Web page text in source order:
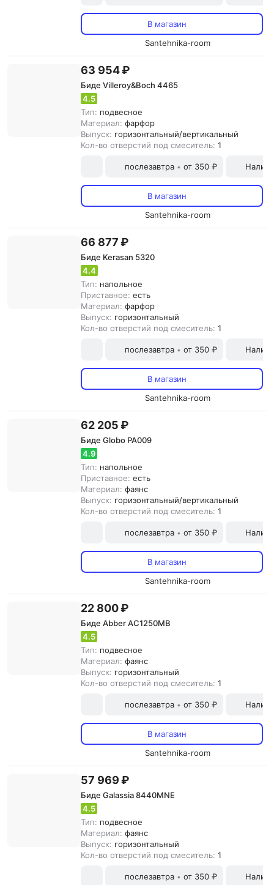
В магазин
Santehnika-room
63 954 ₽
Биде Villeroy&Boch 4465
4.5
Тип: подвесное
Материал: фарфор
Выпуск: горизонтальный/вертикальный
Кол-во отверстий под смеситель: 1
послезавтра • от 350 ₽
В магазин
Santehnika-room
66 877 ₽
Биде Kerasan 5320
4.4
Тип: напольное
Приставное: есть
Материал: фарфор
Выпуск: горизонтальный
Кол-во отверстий под смеситель: 1
послезавтра • от 350 ₽
В магазин
Santehnika-room
62 205 ₽
Биде Globo PA009
4.9
Тип: напольное
Приставное: есть
Материал: фаянс
Выпуск: горизонтальный/вертикальный
Кол-во отверстий под смеситель: 1
послезавтра • от 350 ₽
В магазин
Santehnika-room
22 800 ₽
Биде Abber AC1250MB
4.5
Тип: подвесное
Материал: фаянс
Выпуск: горизонтальный
Кол-во отверстий под смеситель: 1
послезавтра • от 350 ₽
В магазин
Santehnika-room
57 969 ₽
Биде Galassia 8440MNE
4.5
Тип: подвесное
Материал: фаянс
Выпуск: горизонтальный
Кол-во отверстий под смеситель: 1
послезавтра • от 350 ₽